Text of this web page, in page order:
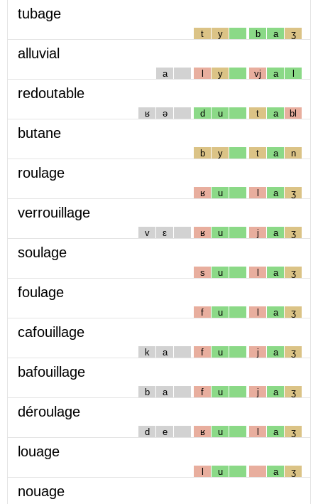
tubage
t y b a ʒ
alluvial
a l y vj a l
redoutable
ʁ ə d u t a bl
butane
b y t a n
roulage
ʁ u l a ʒ
verrouillage
v ɛ ʁ u j a ʒ
soulage
s u l a ʒ
foulage
f u l a ʒ
cafouillage
k a f u j a ʒ
bafouillage
b a f u j a ʒ
déroulage
d e ʁ u l a ʒ
louage
l u a ʒ
nouage